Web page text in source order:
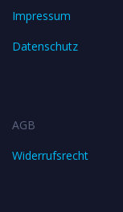
Impressum
Datenschutz
AGB
Widerrufsrecht